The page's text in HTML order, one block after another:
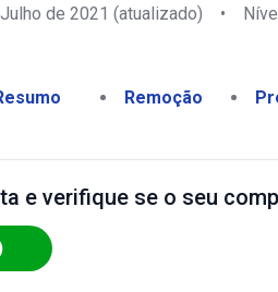
de 2021 (atualizado) •
Remoção
e verifique se o seu